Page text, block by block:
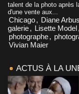
talent de la photo après
d'une vente aux...
Chicago, Diane Arbus
galerie, Lisette Model,
photographe,
Vivian Maier
ACTUS À LA